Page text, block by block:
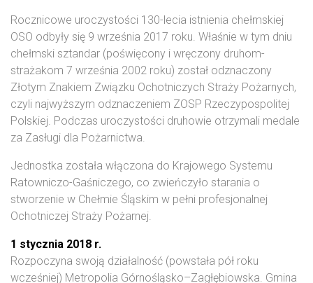
Rocznicowe uroczystości 130-lecia istnienia chełmskiej
OSO odbyły się 9 września 2017 roku. Właśnie w tym dniu
chełmski sztandar (poświęcony i wręczony druhom-
strażakom 7 września 2002 roku) został odznaczony
Złotym Znakiem Związku Ochotniczych Straży Pożarnych,
czyli najwyższym odznaczeniem ZOSP Rzeczypospolitej
Polskiej. Podczas uroczystości druhowie otrzymali medale
za Zasługi dla Pożarnictwa.
Jednostka została włączona do Krajowego Systemu
Ratowniczo-Gaśniczego, co zwieńczyło starania o
stworzenie w Chełmie Śląskim w pełni profesjonalnej
Ochotniczej Straży Pożarnej.
1 stycznia 2018 r.
Rozpoczyna swoją działalność (powstała pół roku
wcześniej) Metropolia Górnośląsko–Zagłębiowska. Gmina